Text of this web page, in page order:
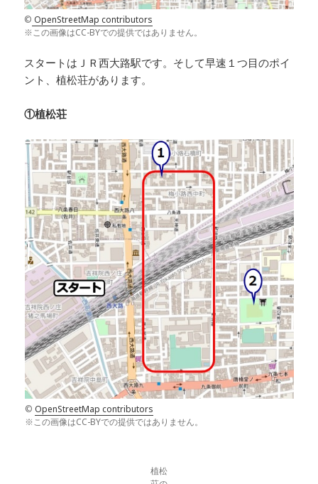
© OpenStreetMap contributors
※この画像はCC-BYでの提供ではありません。
スタートはＪＲ西大路駅です。そして早速１つ目のポイ
ント、植松荘があります。
①植松荘
© OpenStreetMap contributors
※この画像はCC-BYでの提供ではありません。
植松